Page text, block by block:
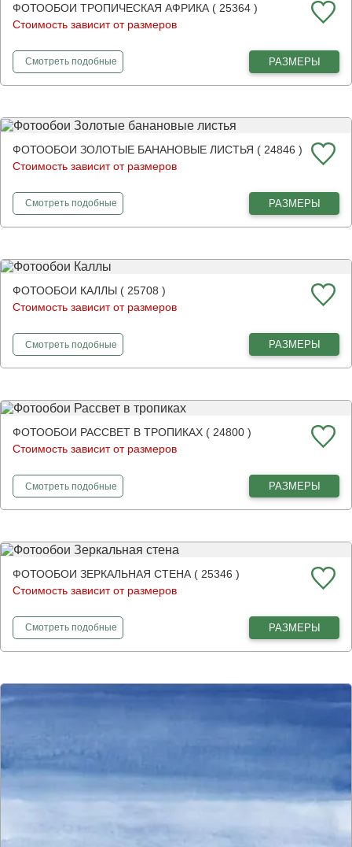
ФОТООБОИ ТРОПИЧЕСКАЯ АФРИКА ( 25364 )
Стоимость зависит от размеров
Смотретьфотообои
подобные РАЗМЕРЫ
ФОТООБОИ ЗОЛОТЫЕ БАНАНОВЫЕ ЛИСТЬЯ ( 24846 )
Стоимость зависит от размеров
Смотретьфотообои
подобные РАЗМЕРЫ
ФОТООБОИ КАЛЛЫ ( 25708 )
Стоимость зависит от размеров
Смотретьфотообои
подобные РАЗМЕРЫ
ФОТООБОИ РАССВЕТ В ТРОПИКАХ ( 24800 )
Стоимость зависит от размеров
Смотретьфотообои
подобные РАЗМЕРЫ
ФОТООБОИ ЗЕРКАЛЬНАЯ СТЕНА ( 25346 )
Стоимость зависит от размеров
Смотретьфотообои
подобные РАЗМЕРЫ